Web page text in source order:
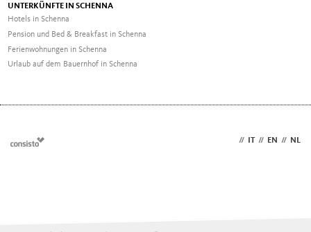
UNTERKÜNFTE IN SCHENNA
Hotels in Schenna
Pension und Bed & Breakfast in Schenna
Ferienwohnungen in Schenna
Urlaub auf dem Bauernhof in Schenna
// IT // EN // NL